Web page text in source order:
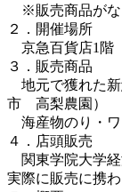
※販売商品がな
２．開催場所
京急百貨店1階
３．販売商品
地元で獲れた新
市 高梨農園）
海産物のり・ワ
４．店頭販売
関東学院大学経
実際に販売に携